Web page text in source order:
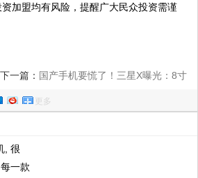
加盟均有风险，提醒广大民众投资需谨
下一篇： 国产手机要慌了！三星X曝光：8寸
更多
, 很
一款